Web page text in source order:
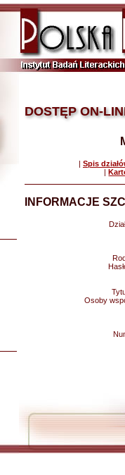
DOSTĘP ON-
| Spis
|
INFORMACJE
Osoby